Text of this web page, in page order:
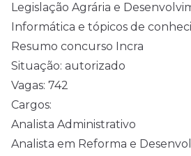
Legislação Agrária e
Informática e tópicos de
Resumo concurso Incra
Situação: autorizado
Vagas: 742
Cargos:
Analista Administrativo
Analista em Reforma e